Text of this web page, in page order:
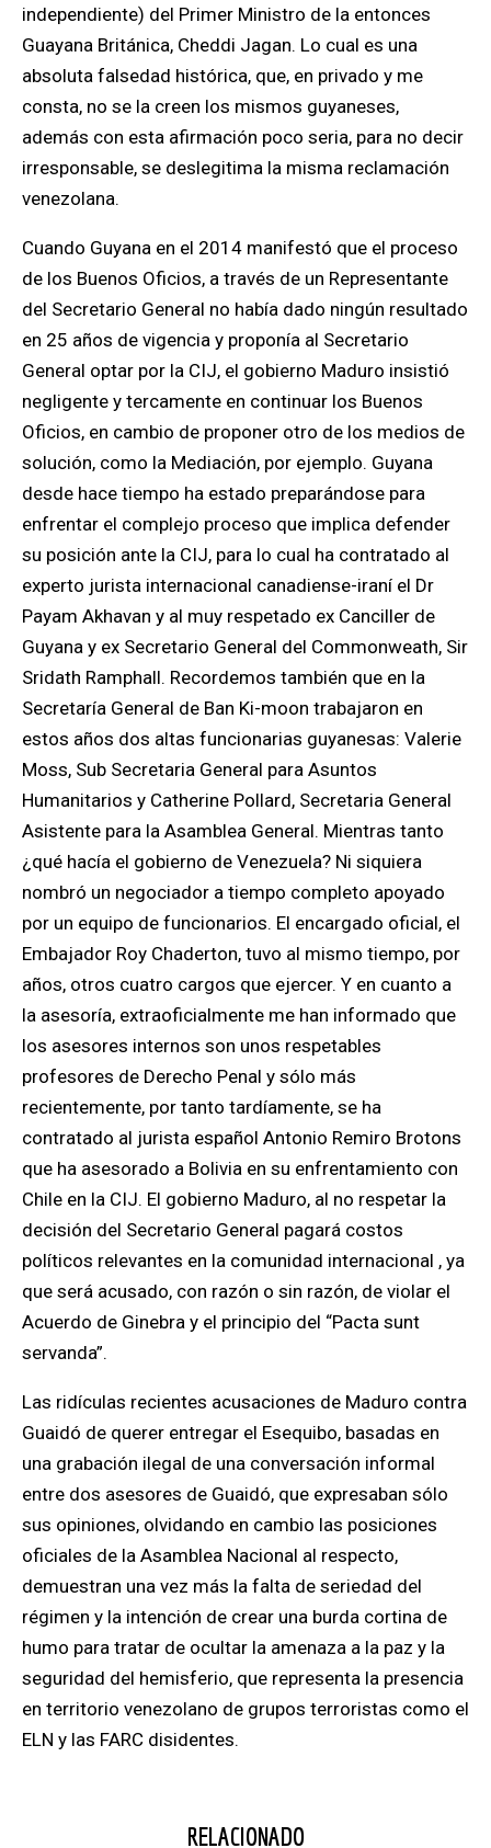
independiente) del Primer Ministro de la entonces
Guayana Británica, Cheddi Jagan. Lo cual es una
absoluta falsedad histórica, que, en privado y me
consta, no se la creen los mismos guyaneses,
además con esta afirmación poco seria, para no decir
irresponsable, se deslegitima la misma reclamación
venezolana.
Cuando Guyana en el 2014 manifestó que el proceso
de los Buenos Oficios, a través de un Representante
del Secretario General no había dado ningún resultado
en 25 años de vigencia y proponía al Secretario
General optar por la CIJ, el gobierno Maduro insistió
negligente y tercamente en continuar los Buenos
Oficios, en cambio de proponer otro de los medios de
solución, como la Mediación, por ejemplo. Guyana
desde hace tiempo ha estado preparándose para
enfrentar el complejo proceso que implica defender
su posición ante la CIJ, para lo cual ha contratado al
experto jurista internacional canadiense-iraní el Dr
Payam Akhavan y al muy respetado ex Canciller de
Guyana y ex Secretario General del Commonweath, Sir
Sridath Ramphall. Recordemos también que en la
Secretaría General de Ban Ki-moon trabajaron en
estos años dos altas funcionarias guyanesas: Valerie
Moss, Sub Secretaria General para Asuntos
Humanitarios y Catherine Pollard, Secretaria General
Asistente para la Asamblea General. Mientras tanto
¿qué hacía el gobierno de Venezuela? Ni siquiera
nombró un negociador a tiempo completo apoyado
por un equipo de funcionarios. El encargado oficial, el
Embajador Roy Chaderton, tuvo al mismo tiempo, por
años, otros cuatro cargos que ejercer. Y en cuanto a
la asesoría, extraoficialmente me han informado que
los asesores internos son unos respetables
profesores de Derecho Penal y sólo más
recientemente, por tanto tardíamente, se ha
contratado al jurista español Antonio Remiro Brotons
que ha asesorado a Bolivia en su enfrentamiento con
Chile en la CIJ. El gobierno Maduro, al no respetar la
decisión del Secretario General pagará costos
políticos relevantes en la comunidad internacional , ya
que será acusado, con razón o sin razón, de violar el
Acuerdo de Ginebra y el principio del “Pacta sunt
servanda”.
Las ridículas recientes acusaciones de Maduro contra
Guaidó de querer entregar el Esequibo, basadas en
una grabación ilegal de una conversación informal
entre dos asesores de Guaidó, que expresaban sólo
sus opiniones, olvidando en cambio las posiciones
oficiales de la Asamblea Nacional al respecto,
demuestran una vez más la falta de seriedad del
régimen y la intención de crear una burda cortina de
humo para tratar de ocultar la amenaza a la paz y la
seguridad del hemisferio, que representa la presencia
en territorio venezolano de grupos terroristas como el
ELN y las FARC disidentes.
RELACIONADO